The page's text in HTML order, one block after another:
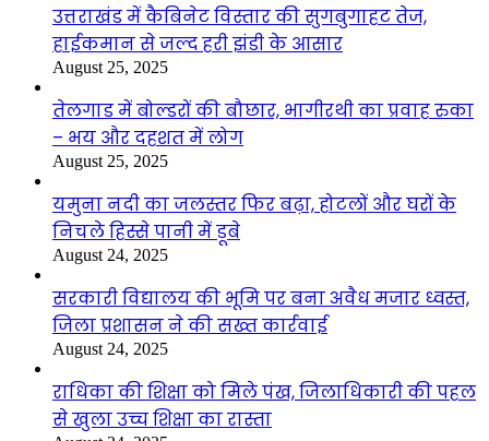
उत्तराखंड में कैबिनेट विस्तार की सुगबुगाहट तेज,
हाईकमान से जल्द हरी झंडी के आसार
August 25, 2025
तेलगाड में बोल्डरों की बौछार, भागीरथी का प्रवाह रुका
– भय और दहशत में लोग
August 25, 2025
यमुना नदी का जलस्तर फिर बढ़ा, होटलों और घरों के
निचले हिस्से पानी में डूबे
August 24, 2025
सरकारी विद्यालय की भूमि पर बना अवैध मजार ध्वस्त,
जिला प्रशासन ने की सख्त कार्रवाई
August 24, 2025
राधिका की शिक्षा को मिले पंख, जिलाधिकारी की पहल
से खुला उच्च शिक्षा का रास्ता